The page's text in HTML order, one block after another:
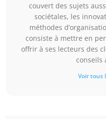
couvert des sujets
sociétales, les
méthodes
consiste à mettre en
offrir à ses lecteurs des
conseils
Voir tous